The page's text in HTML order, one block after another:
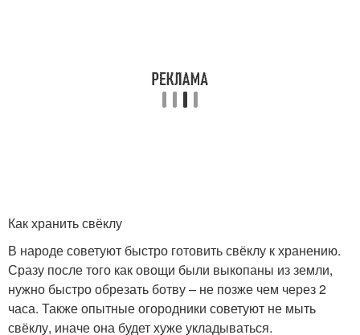
Как хранить свёклу
В народе советуют быстро готовить свёклу к хранению.
Сразу после того как овощи были выкопаны из земли,
нужно быстро обрезать ботву – не позже чем через 2
часа. Также опытные огородники советуют не мыть
свёклу, иначе она будет хуже укладываться.